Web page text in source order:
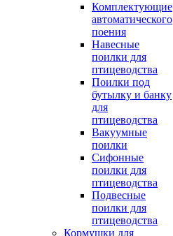
Комплектующие
автоматического
поения
Навесные
поилки для
птицеводства
Поилки под
бутылку и банку
для
птицеводства
Вакуумные
поилки
Сифонные
поилки для
птицеводства
Подвесные
поилки для
птицеводства
Кормушки для